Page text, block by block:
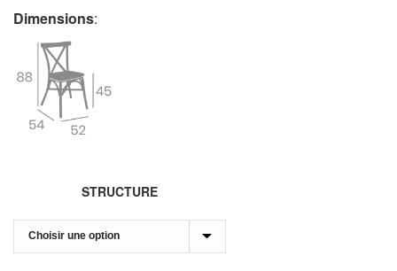
Dimensions:
STRUCTURE